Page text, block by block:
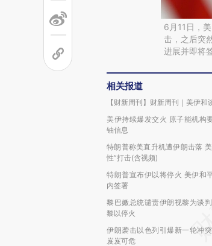
6月11日，
击，之后突
进展并即将
相关报道
【财新周刊】财新周刊｜美伊和
美伊持续爆发交火 原子能机构
铀信息
特朗普称美直升机遭伊朗击落
性”打击(含视频)
特朗普宣布伊以将停火 美伊和
内签署
黎巴嫩总统谴责伊朗视黎为谈
黎以停火
伊朗袭击以色列引爆新一轮冲
岌岌可危